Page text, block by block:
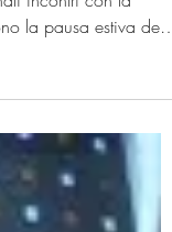
delle Camere hanno
incontri con la
L’on. Fontana è
esplicitamente
politico mal si
la Costituzione